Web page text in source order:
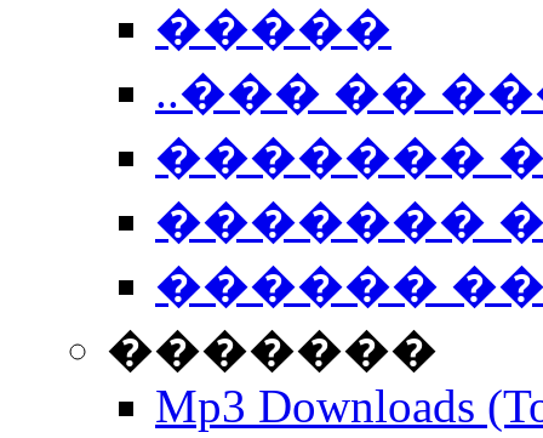
�����
..��� ��
�������
�������
������
�������
Mp3 Downloads